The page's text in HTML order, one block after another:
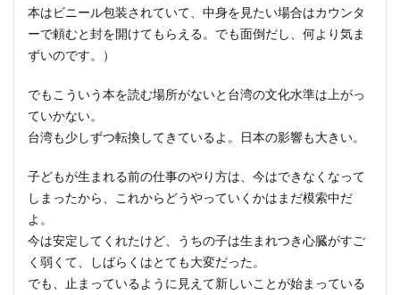
本はビニール包装されていて、中身を見たい場合はカウンタ
ーで頼むと封を開けてもらえる。でも面倒だし、何より気ま
ずいのです。）
でもこういう本を読む場所がないと台湾の文化水準は上がっ
ていかない。
台湾も少しずつ転換してきているよ。日本の影響も大きい。
子どもが生まれる前の仕事のやり方は、今はできなくなって
しまったから、これからどうやっていくかはまだ模索中だ
よ。
今は安定してくれたけど、うちの子は生まれつき心臓がすご
く弱くて、しばらくはとても大変だった。
でも、止まっているように見えて新しいことが始まっている